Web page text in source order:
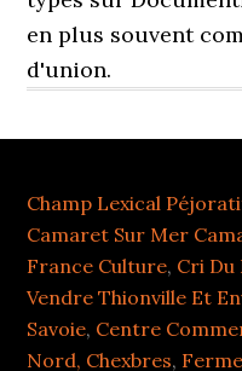
Champ Lexical
Camaret Sur Mer
France Culture, Cri Du
Vendre Thionville Et
Savoie, Centre
Nord, Chexbres,